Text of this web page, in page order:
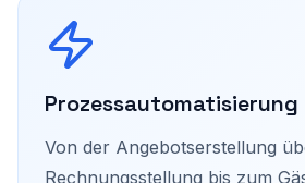
Prozessautomatisierung
Von der Angebotserstellung
Rechnungsstellung bis zum